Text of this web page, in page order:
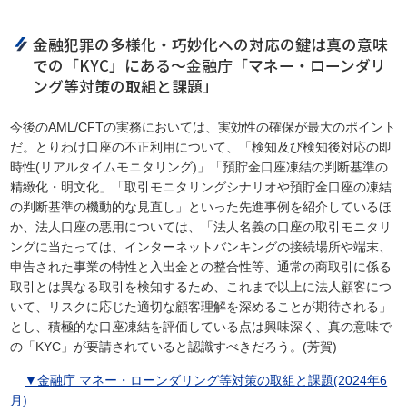
金融犯罪の多様化・巧妙化への対応の鍵は真の意味
での「KYC」にある～金融庁「マネー・ローンダリ
ング等対策の取組と課題」
今後のAML/CFTの実務においては、実効性の確保が最大のポイント
だ。とりわけ口座の不正利用について、「検知及び検知後対応の即
時性(リアルタイムモニタリング)」「預貯金口座凍結の判断基準の
精緻化・明文化」「取引モニタリングシナリオや預貯金口座の凍結
の判断基準の機動的な見直し」といった先進事例を紹介しているほ
か、法人口座の悪用については、「法人名義の口座の取引モニタリ
ングに当たっては、インターネットバンキングの接続場所や端末、
申告された事業の特性と入出金との整合性等、通常の商取引に係る
取引とは異なる取引を検知するため、これまで以上に法人顧客につ
いて、リスクに応じた適切な顧客理解を深めることが期待される」
とし、積極的な口座凍結を評価している点は興味深く、真の意味で
の「KYC」が要請されていると認識すべきだろう。(芳賀)
▼金融庁 マネー・ローンダリング等対策の取組と課題(2024年6
月)